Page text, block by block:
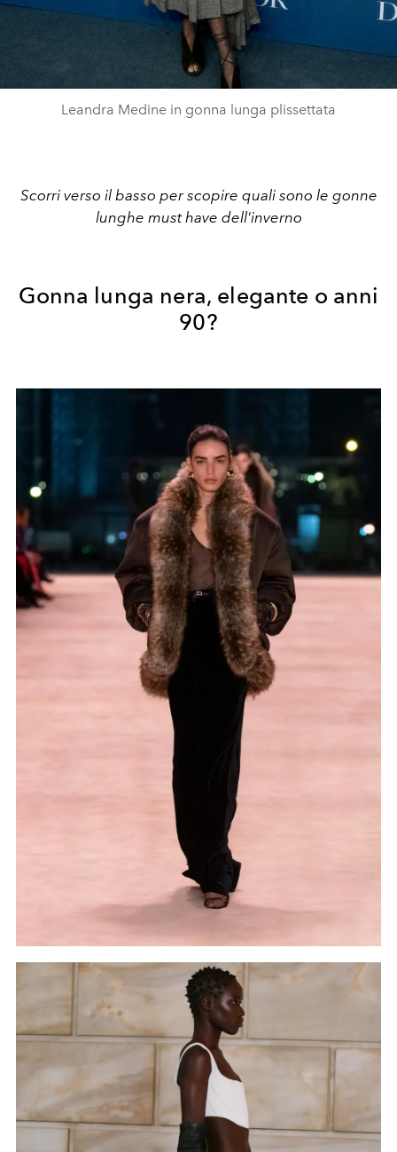
Leandra Medine in gonna lunga plissettata
Scorri verso il basso per scopire quali sono le gonne
lunghe must have dell'inverno
Gonna lunga nera, elegante o anni
90?